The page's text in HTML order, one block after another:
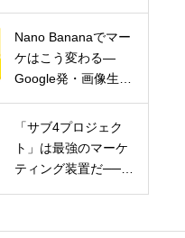
Nano Bananaでマー
ケはこう変わる―
Google発・画像生成
戦略
「サブ4プロジェク
ト」は最強のマーケ
ティング装置だ──走